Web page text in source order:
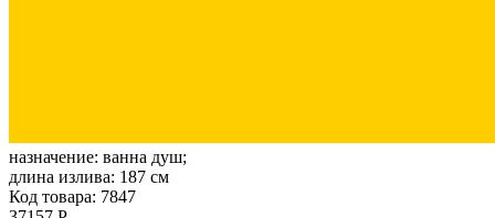
назначение: ванна душ;
длина излива: 187 см
Код товара: 7847